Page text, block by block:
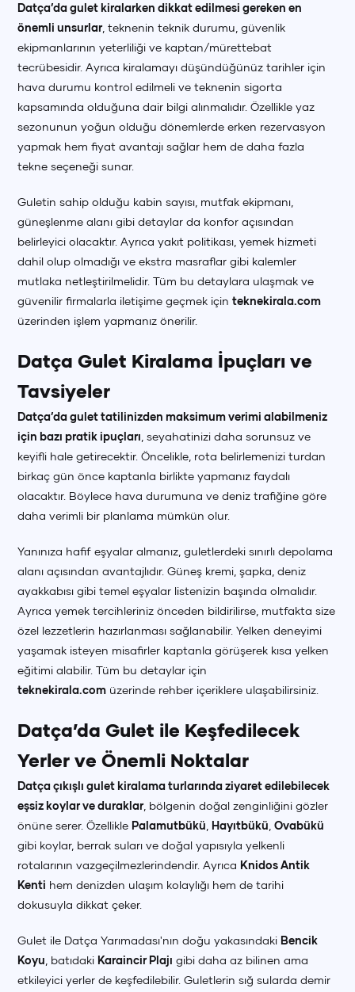
Datça’da gulet kiralarken dikkat edilmesi gereken en
önemli unsurlar , teknenin teknik durumu, güvenlik
ekipmanlarının yeterliliği ve kaptan/mürettebat
tecrübesidir. Ayrıca kiralamayı düşündüğünüz tarihler için
hava durumu kontrol edilmeli ve teknenin sigorta
kapsamında olduğuna dair bilgi alınmalıdır. Özellikle yaz
sezonunun yoğun olduğu dönemlerde erken rezervasyon
yapmak hem fiyat avantajı sağlar hem de daha fazla
tekne seçeneği sunar.
Guletin sahip olduğu kabin sayısı, mutfak ekipmanı,
güneşlenme alanı gibi detaylar da konfor açısından
belirleyici olacaktır. Ayrıca yakıt politikası, yemek hizmeti
dahil olup olmadığı ve ekstra masraflar gibi kalemler
mutlaka netleştirilmelidir. Tüm bu detaylara ulaşmak ve
güvenilir firmalarla iletişime geçmek içinteknekirala.com
üzerinden işlem yapmanız önerilir.
Datça Gulet Kiralama İpuçları ve
Tavsiyeler
Datça’da gulet tatilinizden maksimum verimi alabilmeniz
için bazı pratik ipuçları , seyahatinizi daha sorunsuz ve
keyifli hale getirecektir. Öncelikle, rota belirlemenizi turdan
birkaç gün önce kaptanla birlikte yapmanız faydalı
olacaktır. Böylece hava durumuna ve deniz trafiğine göre
daha verimli bir planlama mümkün olur.
Yanınıza hafif eşyalar almanız, guletlerdeki sınırlı depolama
alanı açısından avantajlıdır. Güneş kremi, şapka, deniz
ayakkabısı gibi temel eşyalar listenizin başında olmalıdır.
Ayrıca yemek tercihleriniz önceden bildirilirse, mutfakta size
özel lezzetlerin hazırlanması sağlanabilir. Yelken deneyimi
yaşamak isteyen misafirler kaptanla görüşerek kısa yelken
eğitimi alabilir. Tüm bu detaylar için
teknekirala.com üzerinde rehber içeriklere ulaşabilirsiniz.
Datça’da Gulet ile Keşfedilecek
Yerler ve Önemli Noktalar
Datça çıkışlı gulet kiralama turlarında ziyaret edilebilecek
eşsiz koylar ve duraklar , bölgenin doğal zenginliğini gözler
önüne serer. Özellikle Palamutbükü Hayıtbükü ,Ovabükü
gibi koylar, berrak suları ve doğal yapısıyla yelkenli
rotalarının vazgeçilmezlerindendir. Ayrıca Knidos Antik
Kenti hem denizden ulaşım kolaylığı hem de tarihi
dokusuyla dikkat çeker.
Gulet ile Datça Yarımadası'nın doğu yakasındaki Bencik
Koyu , batıdaki Karaincir Plajı gibi daha az bilinen ama
etkileyici yerler de keşfedilebilir. Guletlerin sığ sularda demir